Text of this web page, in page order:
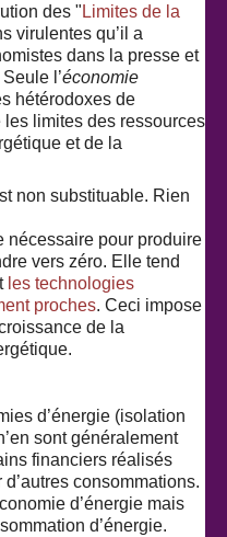
des " Limites de la
virulentes qu’il a
dans la presse et
l’économie
hétérodoxes de
les limites des ressources
et de la
non substituable. Rien
nécessaire pour produire
vers zéro. Elle tend
les technologies
proches. Ceci impose
de la
d’énergie (isolation
sont généralement
financiers réalisés
consommations.
d’énergie mais
d’énergie.